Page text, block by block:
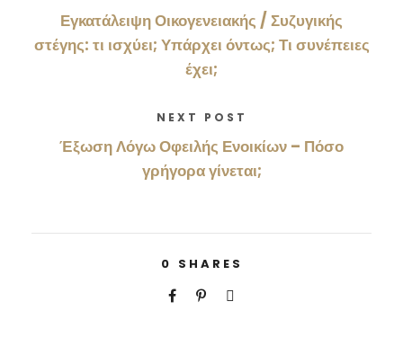
Εγκατάλειψη Οικογενειακής / Συζυγικής
στέγης: τι ισχύει; Υπάρχει όντως; Τι συνέπειες
έχει;
NEXT POST
Έξωση Λόγω Οφειλής Ενοικίων – Πόσο
γρήγορα γίνεται;
0 SHARES